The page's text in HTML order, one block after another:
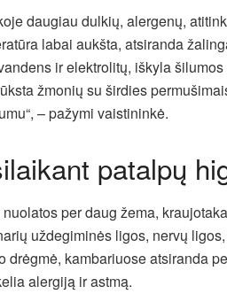
daugiau dulkių, alergenų,
labai aukšta, atsiranda
ir elektrolitų, iškyla
žmonių su širdies
– pažymi vaistininkė.
patalpų
per daug žema,
uždegiminės ligos, nervų
drėgmė, kambariuose atsiranda
alergiją ir astmą.